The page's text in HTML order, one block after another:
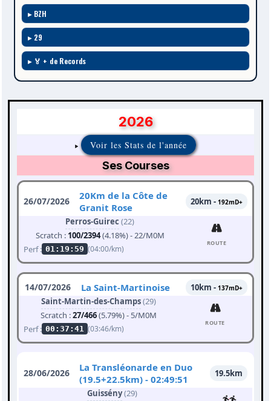
BZH
29
🏅 + de Records
2026
Voir les Stats de l'année
Ses Courses
26/07/2026
20Km de la Côte de
Granit Rose
20km - 192mD+
Perros-Guirec (22)
Scratch : 100/2394(4.18%) - 22/M0M
Perf : 01:19:59 (04:00/km)
ROUTE
14/07/2026 La Saint-Martinoise 10km - 137mD+
Saint-Martin-des-Champs(29)
Scratch :27/466(5.79%) - 5/M0M
Perf : 00:37:41 (03:46/km)
ROUTE
28/06/2026
La Transléonarde en Duo
(19.5+22.5km) - 02:49:51
19.5km
Guissény(29)